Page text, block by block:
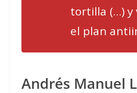
tortilla (…) y
el plan
Andrés Manuel